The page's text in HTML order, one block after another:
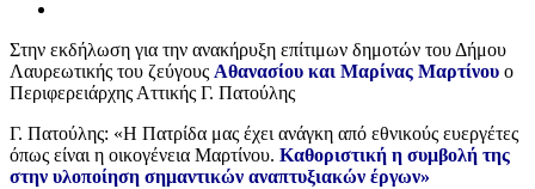
Στην εκδήλωση για την ανακήρυξη επίτιμων δημοτών του Δήμου
Λαυρεωτικής του ζεύγους Αθανασίου και Μαρίνας Μαρτίνου ο
Περιφερειάρχης Αττικής Γ. Πατούλης
Γ. Πατούλης: «Η Πατρίδα μας έχει ανάγκη από εθνικούς ευεργέτες
όπως είναι η οικογένεια Μαρτίνου. Καθοριστική η συμβολή της
στην υλοποίηση σημαντικών αναπτυξιακών έργων»